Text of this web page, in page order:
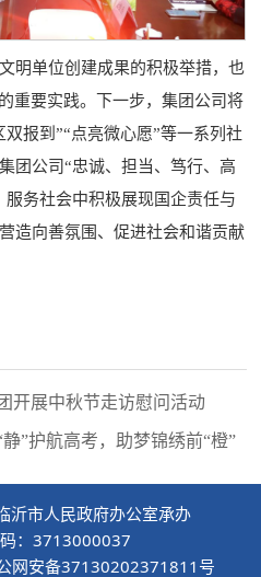
明单位创建成果的积极举措，也
重要实践。下一步，集团公司将
报到”“点亮微心愿”等一系列社
团公司“忠诚、担当、笃行、高
务社会中积极展现国企责任与
造向善氛围、促进社会和谐贡献
开展中秋节走访慰问活动
”护航高考，助梦锦绣前“橙”
沂市人民政府办公室承办
：3713000037
网安备37130202371811号